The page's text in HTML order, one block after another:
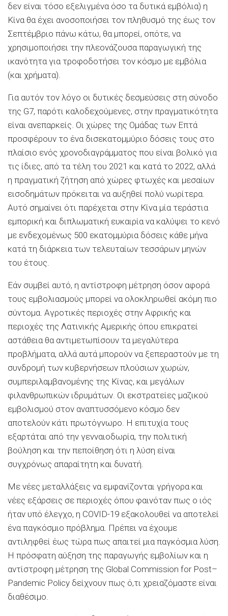
δεν είναι τόσο εξελιγμένα όσο τα δυτικά εμβόλια) η
Κίνα θα έχει ανοσοποιήσει τον πληθυσμό της έως τον
Σεπτέμβριο πάνω κάτω, θα μπορεί, οπότε, να
χρησιμοποιήσει την πλεονάζουσα παραγωγική της
ικανότητα για τροφοδοτήσει τον κόσμο με εμβόλια
(και χρήματα).
Για αυτόν τον λόγο οι δυτικές δεσμεύσεις στη σύνοδο
της G7, παρότι καλοδεχούμενες, στην πραγματικότητα
είναι ανεπαρκείς. Οι χώρες της Ομάδας των Επτά
προσφέρουν το ένα δισεκατομμύριο δόσεις τους στο
πλαίσιο ενός χρονοδιαγράμματος που είναι βολικό για
τις ίδιες, από τα τέλη του 2021 και κατά το 2022, αλλά
η πραγματική ζήτηση από χώρες φτωχές και μεσαίων
εισοδημάτων πρόκειται να αυξηθεί πολύ νωρίτερα.
Αυτό σημαίνει ότι παρέχεται στην Κίνα μία τεράστια
εμπορική και διπλωματική ευκαιρία να καλύψει το κενό
με ενδεχομένως 500 εκατομμύρια δόσεις κάθε μήνα
κατά τη διάρκεια των τελευταίων τεσσάρων μηνών
του έτους.
Εάν συμβεί αυτό, η αντίστροφη μέτρηση όσον αφορά
τους εμβολιασμούς μπορεί να ολοκληρωθεί ακόμη πιο
σύντομα. Αγροτικές περιοχές στην Αφρικής και
περιοχές της Λατινικής Αμερικής όπου επικρατεί
αστάθεια θα αντιμετωπίσουν τα μεγαλύτερα
προβλήματα, αλλά αυτά μπορούν να ξεπεραστούν με τη
συνδρομή των κυβερνήσεων πλούσιων χωρών,
συμπεριλαμβανομένης της Κίνας, και μεγάλων
φιλανθρωπικών ιδρυμάτων. Οι εκστρατείες μαζικού
εμβολισμού στον αναπτυσσόμενο κόσμο δεν
αποτελούν κάτι πρωτόγνωρο. Η επιτυχία τους
εξαρτάται από την γενναιοδωρία, την πολιτική
βούληση και την πεποίθηση ότι η λύση είναι
συγχρόνως απαραίτητη και δυνατή.
Με νέες μεταλλάξεις να εμφανίζονται γρήγορα και
νέες εξάρσεις σε περιοχές όπου φαινόταν πως ο ιός
ήταν υπό έλεγχο, η COVID-19 εξακολουθεί να αποτελεί
ένα παγκόσμιο πρόβλημα. Πρέπει να έχουμε
αντιληφθεί έως τώρα πως απαιτεί μια παγκόσμια λύση.
Η πρόσφατη αύξηση της παραγωγής εμβολίων και η
αντίστροφη μέτρηση της Global Commission for Post–
Pandemic Policy δείχνουν πως ό,τι χρειαζόμαστε είναι
διαθέσιμο.